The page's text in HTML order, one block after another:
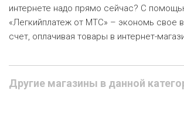
интернете надо прямо сейчас? С
«Легкийплатеж от МТС» – экономь свое
счет, оплачивая товары в интернет-
Другие магазины в данной